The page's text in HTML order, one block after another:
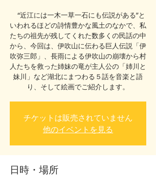
“近江には一木一草一石にも伝説がある”と
いわれるほどの詩情豊かな風土のなかで、私
たちの祖先が残してくれた数多くの民話の中
から、今回は、伊吹山に伝わる巨人伝説「伊
吹弥三郎」、長雨による伊吹山の崩壊から村
人たちを救った姉妹の竜が主人公の「姉川と
妹川」など湖北にまつわる５話を音楽と語
チケットは販売されていません
他のイベントを見る
日時・場所